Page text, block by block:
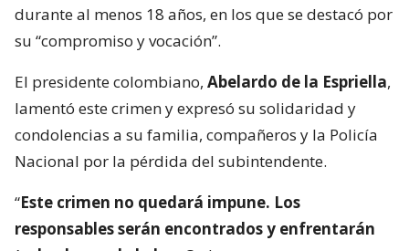
durante al menos 18 años, en los que se destacó por
su “compromiso y vocación”.
El presidente colombiano, Abelardo de la Espriella,
lamentó este crimen y expresó su solidaridad y
condolencias a su familia, compañeros y la Policía
Nacional por la pérdida del subintendente.
“Este crimen no quedará impune. Los
responsables serán encontrados y enfrentarán